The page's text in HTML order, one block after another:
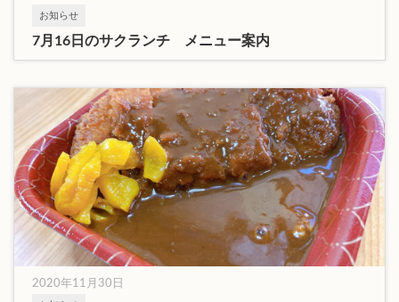
お知らせ
7月16日のサクランチ メニュー案内
2020年11月30日